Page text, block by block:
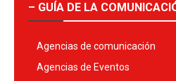
– GUÍA DE LA
Agencias de comunicación
Agencias de Eventos